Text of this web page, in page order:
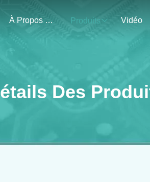
À Propos De Nous Produits Vidéo
Des